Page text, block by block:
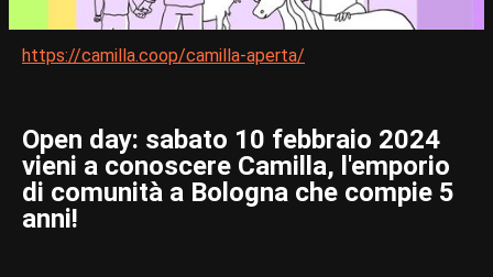
https://camilla.coop/camilla-aperta/
Open day: sabato 10 febbraio 2024
vieni a conoscere Camilla, l'emporio
di comunità a Bologna che compie 5
anni!